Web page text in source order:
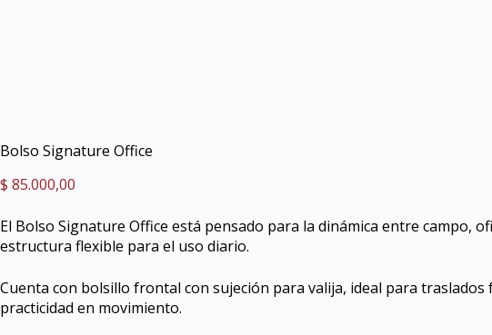
Bolso Signature Office
$ 85.000,00
El Bolso Signature Office está pensado para la dinámica entre campo,
estructura flexible para el uso diario.
Cuenta con bolsillo frontal con sujeción para valija, ideal para
practicidad en movimiento.